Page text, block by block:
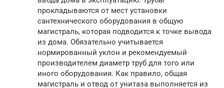
прокладываются от мест установки
сантехнического оборудования в общую
магистраль, которая подводится к точке вывода
из дома. Обязательно учитывается
нормированный уклон и рекомендуемый
производителем диаметр труб для того или
иного оборудования. Как правило, общая
магистраль и отвод от унитаза выполняется из